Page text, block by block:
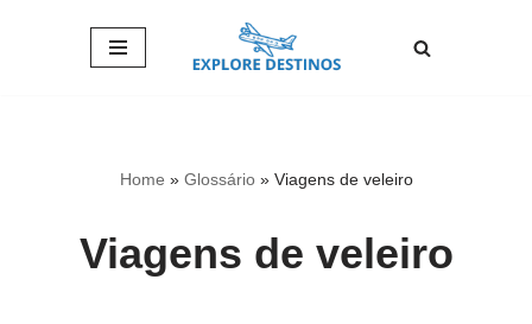
Home » Glossário» Viagens de veleiro
Viagens de veleiro